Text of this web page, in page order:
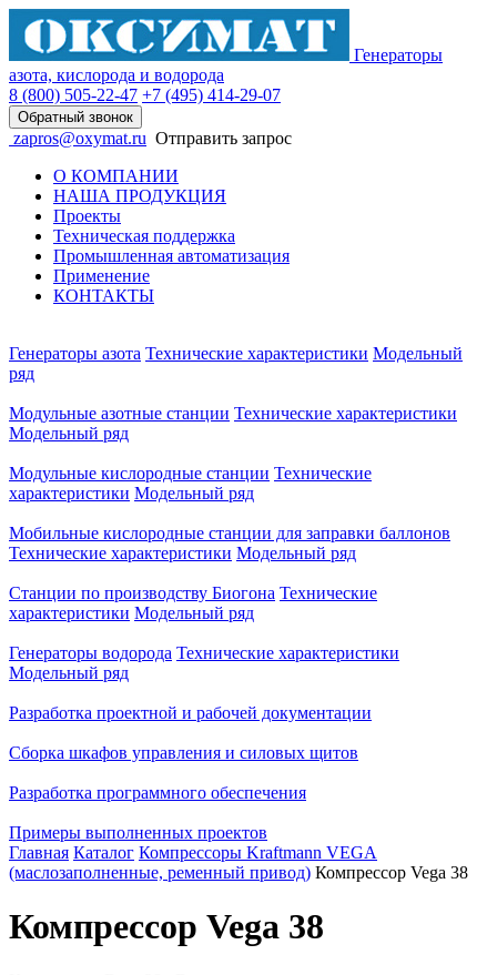
Генераторы
азота, кислорода и водорода
8 (800) 505-22-47 +7 (495) 414-29-07
Обратный звонок
zapros@oxymat.ru Отправить запрос
О КОМПАНИИ
НАША ПРОДУКЦИЯ
Проекты
Техническая поддержка
Промышленная автоматизация
Применение
КОНТАКТЫ
Генераторы азота Технические характеристики Модельный
ряд
Модульные азотные станции Технические характеристики
Модельный ряд
Модульные кислородные станции Технические
характеристики Модельный ряд
Мобильные кислородные станции для заправки баллонов
Технические характеристики Модельный ряд
Станции по производству Биогона Технические
характеристики Модельный ряд
Генераторы водорода Технические характеристики
Модельный ряд
Разработка проектной и рабочей документации
Сборка шкафов управления и силовых щитов
Разработка программного обеспечения
Примеры выполненных проектов
Главная Каталог Компрессоры Kraftmann VEGA
(маслозаполненные, ременный привод) Компрессор Vega 38
Компрессор Vega 38